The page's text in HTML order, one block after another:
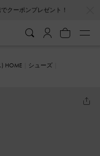
クーポンプレゼント！
HOME
シューズ